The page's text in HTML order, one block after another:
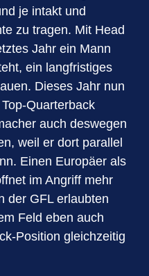
je intakt und
zu tragen. Mit Head
Jahr ein Mann
ein langfristiges
Dieses Jahr nun
Quarterback
auch deswegen
weil er dort parallel
Einen Europäer als
im Angriff mehr
der GFL erlaubten
Feld eben auch
Position gleichzeitig